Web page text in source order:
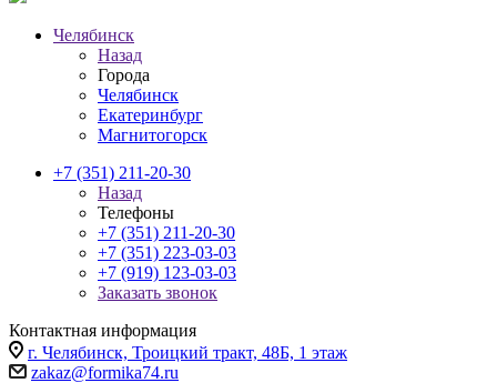
Челябинск
Назад
Города
Челябинск
Екатеринбург
Магнитогорск
+7 (351) 211-20-30
Назад
Телефоны
+7 (351) 211-20-30
+7 (351) 223-03-03
+7 (919) 123-03-03
Заказать звонок
Контактная информация
г. Челябинск, Троицкий тракт, 48Б, 1 этаж
zakaz@formika74.ru